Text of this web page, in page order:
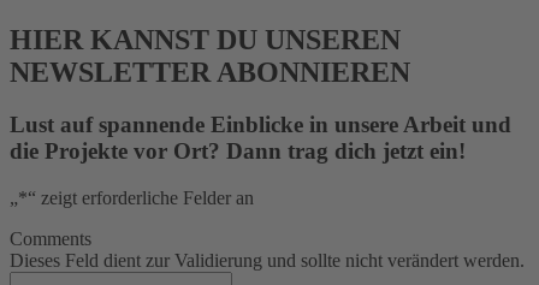
HIER KANNST DU UNSEREN
NEWSLETTER ABONNIEREN
Lust auf spannende Einblicke in unsere Arbeit und
die Projekte vor Ort? Dann trag dich jetzt ein!
„*“ zeigt erforderliche Felder an
Comments
Dieses Feld dient zur Validierung und sollte nicht verändert werden.